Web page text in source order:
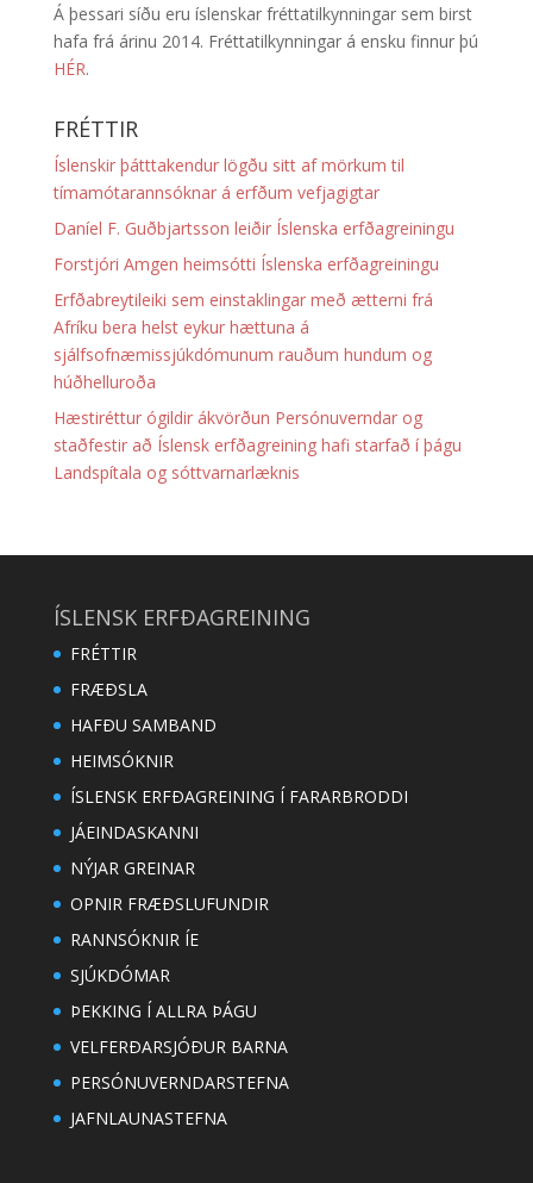
Á þessari síðu eru íslenskar fréttatilkynningar sem birst
hafa frá árinu 2014. Fréttatilkynningar á ensku finnur þú
HÉR.
FRÉTTIR
Íslenskir þátttakendur lögðu sitt af mörkum til
tímamótarannsóknar á erfðum vefjagigtar
Daníel F. Guðbjartsson leiðir Íslenska erfðagreiningu
Forstjóri Amgen heimsótti Íslenska erfðagreiningu
Erfðabreytileiki sem einstaklingar með ætterni frá
Afríku bera helst eykur hættuna á
sjálfsofnæmissjúkdómunum rauðum hundum og
húðhelluroða
Hæstiréttur ógildir ákvörðun Persónuverndar og
staðfestir að Íslensk erfðagreining hafi starfað í þágu
Landspítala og sóttvarnarlæknis
ÍSLENSK ERFÐAGREINING
FRÉTTIR
FRÆÐSLA
HAFÐU SAMBAND
HEIMSÓKNIR
ÍSLENSK ERFÐAGREINING Í FARARBRODDI
JÁEINDASKANNI
NÝJAR GREINAR
OPNIR FRÆÐSLUFUNDIR
RANNSÓKNIR ÍE
SJÚKDÓMAR
ÞEKKING Í ALLRA ÞÁGU
VELFERÐARSJÓÐUR BARNA
PERSÓNUVERNDARSTEFNA
JAFNLAUNASTEFNA